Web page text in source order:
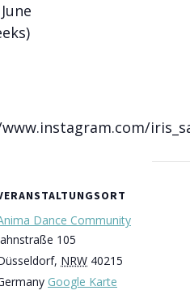
Dance Community
105
, NRW 40215
Google Karte